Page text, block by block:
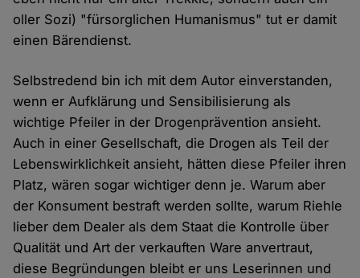
oller Sozi) "fürsorglichen Humanismus" tut er damit
einen Bärendienst.
Selbstredend bin ich mit dem Autor einverstanden,
wenn er Aufklärung und Sensibilisierung als
wichtige Pfeiler in der Drogenprävention ansieht.
Auch in einer Gesellschaft, die Drogen als Teil der
Lebenswirklichkeit ansieht, hätten diese Pfeiler ihren
Platz, wären sogar wichtiger denn je. Warum aber
der Konsument bestraft werden sollte, warum Riehle
lieber dem Dealer als dem Staat die Kontrolle über
Qualität und Art der verkauften Ware anvertraut,
diese Begründungen bleibt er uns Leserinnen und